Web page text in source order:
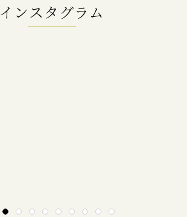
インスタグラム
2 3 4 5 6 7 8 9 10